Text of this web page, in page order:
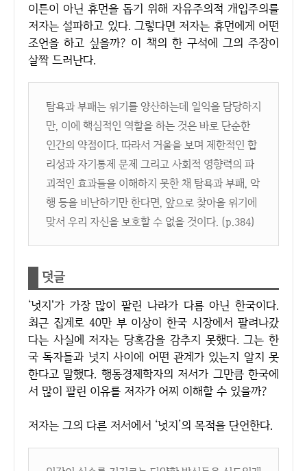
이튼이 아닌 휴먼을 돕기 위해 자유주의적 개입주의를
저자는 설파하고 있다. 그렇다면 저자는 휴먼에게 어떤
조언을 하고 싶을까? 이 책의 한 구석에 그의 주장이
살짝 드러난다.
탐욕과 부패는 위기를 양산하는데 일익을 담당하지
만, 이에 핵심적인 역할을 하는 것은 바로 단순한
인간의 약점이다. 따라서 거울을 보며 제한적인 합
리성과 자기통제 문제 그리고 사회적 영향력의 파
괴적인 효과들을 이해하지 못한 채 탐욕과 부패, 악
행 등을 비난하기만 한다면, 앞으로 찾아올 위기에
맞서 우리 자신을 보호할 수 없을 것이다. (p.384)
덧글
‘넛지'가 가장 많이 팔린 나라가 다름 아닌 한국이다.
최근 집계로 40만 부 이상이 한국 시장에서 팔려나갔
다는 사실에 저자는 당혹감을 감추지 못했다. 그는 한
국 독자들과 넛지 사이에 어떤 관계가 있는지 알지 못
한다고 말했다. 행동경제학자의 저서가 그만큼 한국에
서 많이 팔린 이유를 저자가 어찌 이해할 수 있을까?
저자는 그의 다른 저서에서 ‘넛지’의 목적을 단언한다.